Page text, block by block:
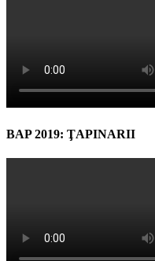
BAP 2019: ŢAPINARII